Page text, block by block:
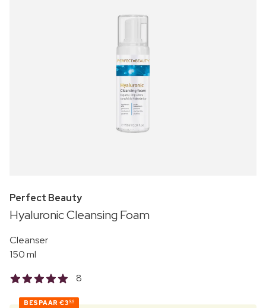
Perfect Beauty
Hyaluronic Cleansing Foam
Cleanser
150 ml
8
BESPAAR €3 90